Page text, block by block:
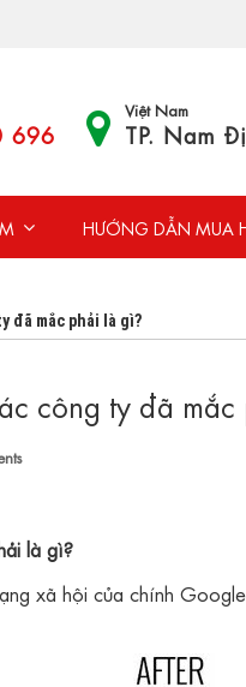
696
Việt Nam
TP. Nam
HƯỚNG DẪN MUA
đã mắc phải là gì?
công ty đã
là gì?
xã hội của chính